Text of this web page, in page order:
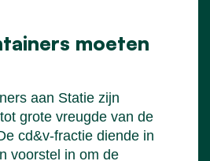
moeten
aan Statie zijn
grote vreugde van de
cd&v-fractie diende in
voorstel in om de